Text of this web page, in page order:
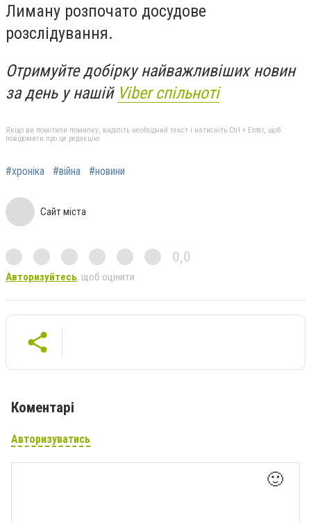
Лиману розпочато досудове
розслідування.
Отримуйте добірку найважливіших новин
за день у нашій Viber спільноті
Якщо ви помітили помилку, виділіть необхідний текст і натисніть Ctrl + Enter, щоб
повідомити про це редакцію
#хроніка #війна #новини
Сайт міста
0,0
Авторизуйтесь, щоб оцінити
Коментарі
Авторизуватись
🙂